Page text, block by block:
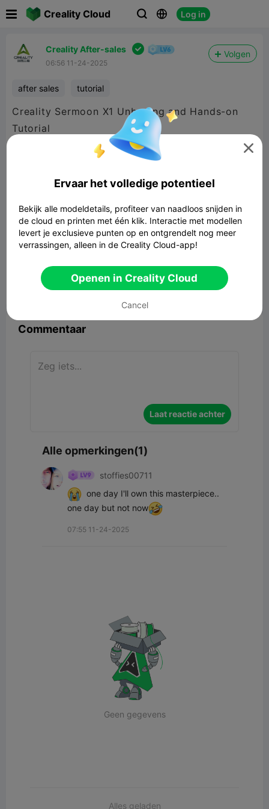
Creality Cloud   Log in
Creality After-sales 
06:56 11-24-2025
Volgen
after sales tutorial
Creality Sermoon X1 Unboxing and Hands-on
Tutorial

Commentaar
Laat reactie achter
Alle opmerkingen(1)
stoffies00711
  one day I'll own this masterpiece..
one day but not now
07:55 11-24-2025
Geen gegevens
Alles geladen

Ervaar het volledige potentieel
Bekijk alle modeldetails, profiteer van naadloos snijden in
de cloud en printen met één klik. Interactie met modellen
levert je exclusieve punten op en ontgrendelt nog meer
verrassingen, alleen in de Creality Cloud-app!
Openen in Creality Cloud
Cancel